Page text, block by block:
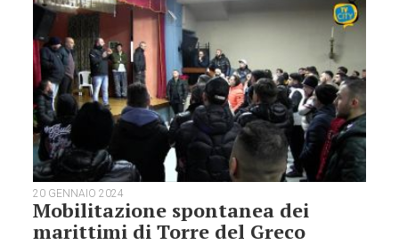
20 GENNAIO 2024
Mobilitazione spontanea dei
marittimi di Torre del Greco